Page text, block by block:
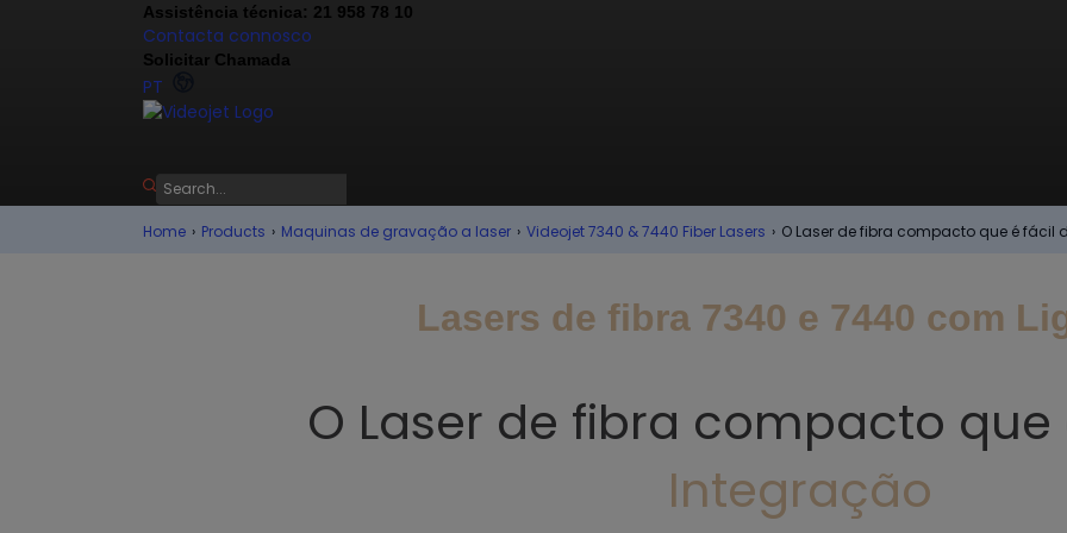
Assistência técnica: 21 958 78 10
Contacta connosco
Solicitar Chamada
PT
Home › Products › Maquinas de gravação a laser › Videojet 7340 & 7440 Fiber Lasers › O Laser de fibra compacto que é fácil
Lasers de fibra 7340 e 7440 com
O Laser de fibra compacto que
Integração